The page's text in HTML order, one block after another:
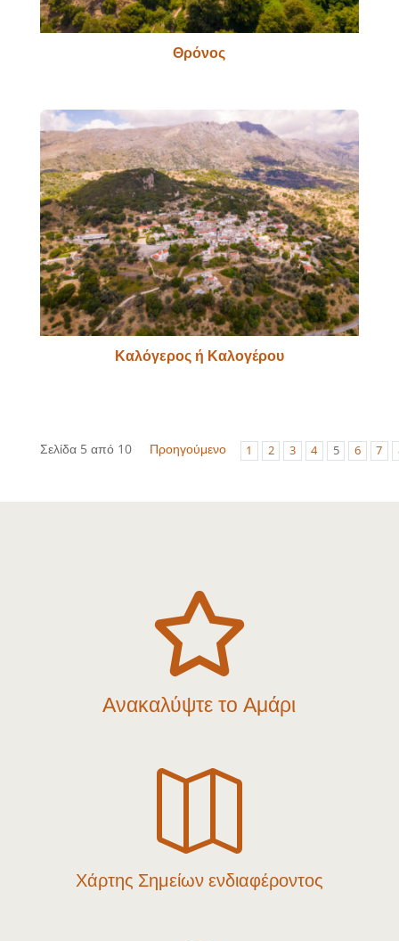
Θρόνος
Καλόγερος ή Καλογέρου
Σελίδα 5 από 10 Προηγούμενο 1 2 3 4 5 6 7

Ανακαλύψτε το Αμάρι

Χάρτης Σημείων ενδιαφέροντος